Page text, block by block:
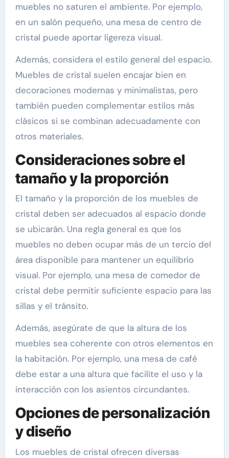
muebles no saturen el ambiente. Por ejemplo,
en un salón pequeño, una mesa de centro de
cristal puede aportar ligereza visual.
Además, considera el estilo general del espacio.
Muebles de cristal suelen encajar bien en
decoraciones modernas y minimalistas, pero
también pueden complementar estilos más
clásicos si se combinan adecuadamente con
otros materiales.
Consideraciones sobre el
tamaño y la proporción
El tamaño y la proporción de los muebles de
cristal deben ser adecuados al espacio donde
se ubicarán. Una regla general es que los
muebles no deben ocupar más de un tercio del
área disponible para mantener un equilibrio
visual. Por ejemplo, una mesa de comedor de
cristal debe permitir suficiente espacio para las
sillas y el tránsito.
Además, asegúrate de que la altura de los
muebles sea coherente con otros elementos en
la habitación. Por ejemplo, una mesa de café
debe estar a una altura que facilite el uso y la
interacción con los asientos circundantes.
Opciones de personalización
y diseño
Los muebles de cristal ofrecen diversas